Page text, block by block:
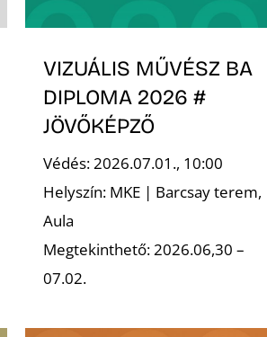
VIZUÁLIS MŰVÉSZ BA
DIPLOMA 2026 #
JÖVŐKÉPZŐ
Védés: 2026.07.01., 10:00
Helyszín: MKE | Barcsay terem,
Aula
Megtekinthető: 2026.06,30 –
07.02.